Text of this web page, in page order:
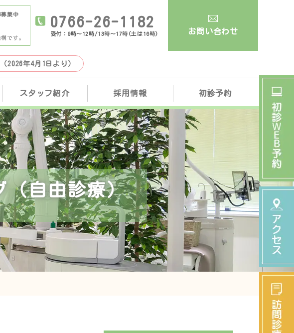
お問い合わせ
0766-26-1182
受付：9時～12時/13時～17時(土は16時)
集中
です。
2026年4月1日より）
スタッフ紹介 採用情報 初診予約
（自由診療）